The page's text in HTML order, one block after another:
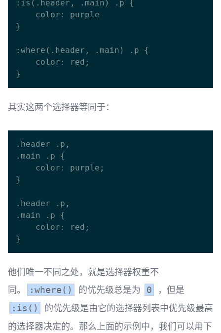
:is(.header, .main) .p {
}
:where(.header, .main) .p {
其实这两个选择器等同于：
.header .p,
.main .p {
}
.header .p,
.main .p {
他们唯一不同之处，就是选择器权重不
同。
:where() 的优先级总是为 0 ，但是
:is()
的优先级是由它的选择器列表中优先级最高
的选择器决定的。那么上面的示例中，我们可以用下